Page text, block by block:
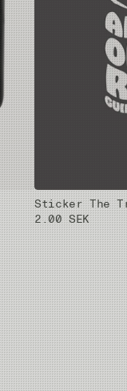
Sticker The
2.00 SEK